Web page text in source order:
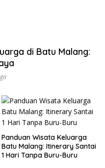
di Batu Malang:
Panduan Wisata Keluarga
Batu Malang: Itinerary Santai
1 Hari Tanpa Buru-Buru